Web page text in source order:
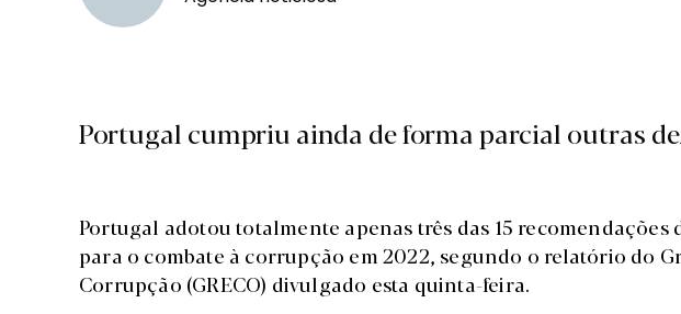
Portugal cumpriu ainda de forma parcial outras
Portugal adotou totalmente apenas três das 15 recomendações
para o combate à corrupção em 2022, segundo o relatório do
Corrupção (GRECO) divulgado esta quinta-feira.